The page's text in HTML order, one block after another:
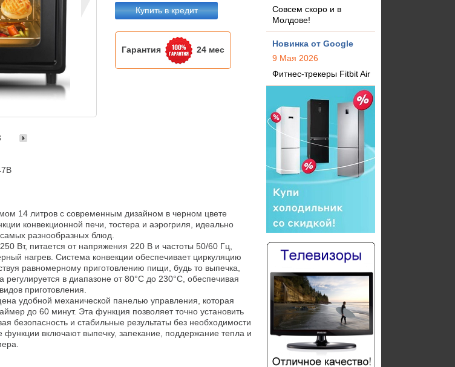
Купить в кредит
Гарантия 24 мес
14 литров с современным дизайном в черном цвете
конвекционной печи, тостера и аэрогриля, идеально
разнообразных блюд.
Вт, питается от напряжения 220 В и частоты 50/60 Гц,
нагрев. Система конвекции обеспечивает циркуляцию
равномерному приготовлению пищи, будь то выпечка,
регулируется в диапазоне от 80°C до 230°C, обеспечивая
приготовления.
удобной механической панелью управления, которая
до 60 минут. Эта функция позволяет точно установить
безопасность и стабильные результаты без необходимости
функции включают выпечку, запекание, поддержание тепла и
Совсем скоро и в
Молдове!
Новинка от Google
9 Мая 2026
Фитнес-трекеры Fitbit Air